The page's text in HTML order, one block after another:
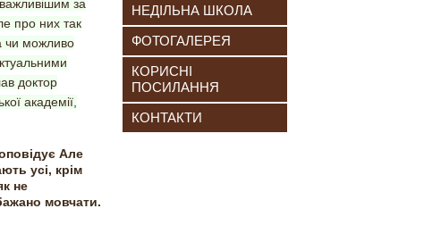
за
про них так
чи можливо
доктор
академії,
Але
усі, крім
не
мовчати.
НЕДІЛЬНА ШКОЛА
ФОТОГАЛЕРЕЯ
КОРИСНІ
ПОСИЛАННЯ
КОНТАКТИ